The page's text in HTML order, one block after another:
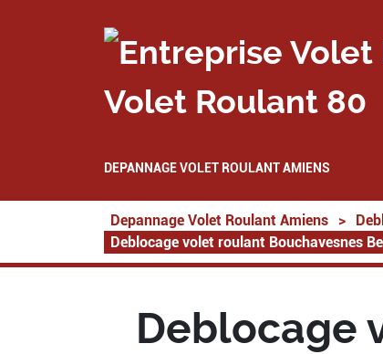
Volet Roulant 80
DEPANNAGE VOLET ROULANT AMIENS
Depannage Volet Roulant Amiens >
Deblocage volet roulant Bouchavesnes
Deblocage